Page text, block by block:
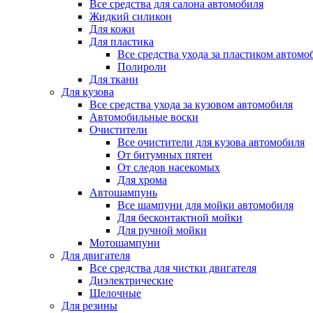
Все средства для салона автомобиля
Жидкий силикон
Для кожи
Для пластика
Все средства ухода за пластиком
Полироли
Для ткани
Для кузова
Все средства ухода за кузовом автомобиля
Автомобильные воски
Очистители
Все очистители для кузова автомобиля
От битумных пятен
От следов насекомых
Для хрома
Автошампунь
Все шампуни для мойки автомобиля
Для бесконтактной мойки
Для ручной мойки
Мотошампуни
Для двигателя
Все средства для чистки двигателя
Диэлектрические
Щелочные
Для резины